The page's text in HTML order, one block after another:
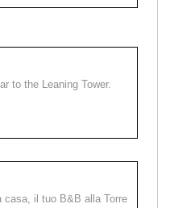
to the Leaning Tower.
casa, il tuo B&B alla Torre